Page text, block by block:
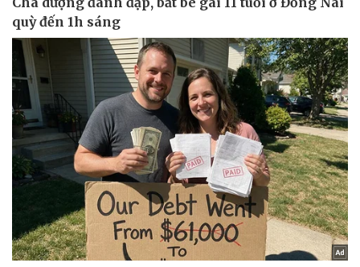
Sức khỏe
Dinh dưỡng - món ngon
Đời sống
Nhà đẹp